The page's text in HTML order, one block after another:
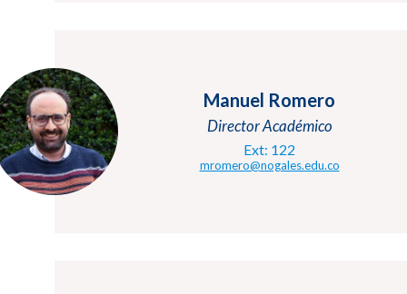
Manuel Romero
Director Académico
Ext: 122
mromero@nogales.edu.co